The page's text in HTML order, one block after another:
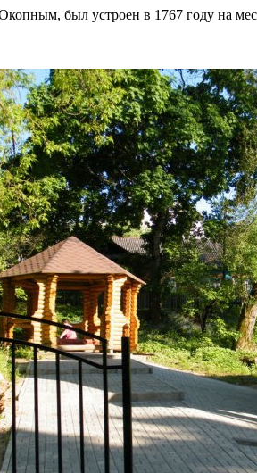
был устроен в 1767 году на